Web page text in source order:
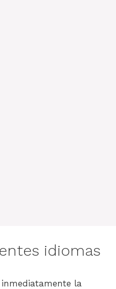
idiomas
inmediatamente la